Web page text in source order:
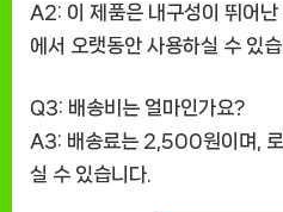
A2: 이 제품은 내구성이 뛰어
에서 오랫동안 사용하실 수 있습
Q3: 배송비는 얼마인가요?
A3: 배송료는 2,500원이며,
실 수 있습니다.